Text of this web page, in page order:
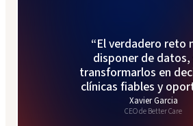
Bernat Sales
“El verdadero reto
disponer de datos,
transformarlos en
clínicas fiables y
Xavier Garcia
CEO de Better Care